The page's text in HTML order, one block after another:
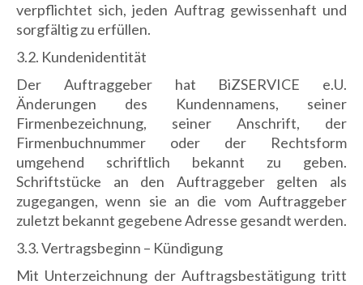
verpflichtet sich, jeden Auftrag gewissenhaft und
sorgfältig zu erfüllen.
3.2. Kundenidentität
Der Auftraggeber hat BiZSERVICE e.U.
Änderungen des Kundennamens, seiner
Firmenbezeichnung, seiner Anschrift, der
Firmenbuchnummer oder der Rechtsform
umgehend schriftlich bekannt zu geben.
Schriftstücke an den Auftraggeber gelten als
zugegangen, wenn sie an die vom Auftraggeber
zuletzt bekannt gegebene Adresse gesandt werden.
3.3. Vertragsbeginn – Kündigung
Mit Unterzeichnung der Auftragsbestätigung tritt